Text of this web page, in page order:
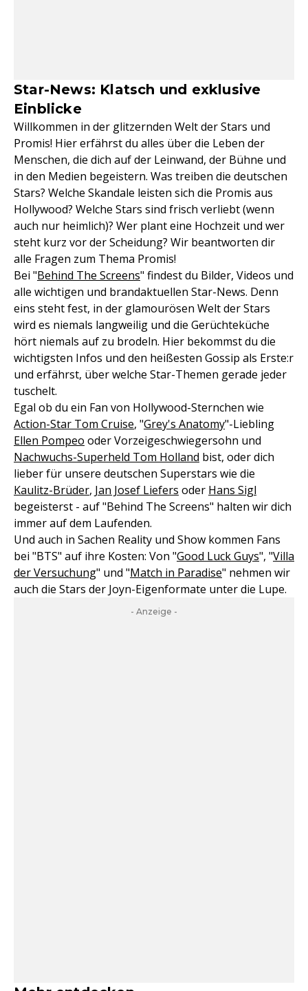
Star-News: Klatsch und exklusive
Einblicke
Willkommen in der glitzernden Welt der Stars und
Promis! Hier erfährst du alles über die Leben der
Menschen, die dich auf der Leinwand, der Bühne und
in den Medien begeistern. Was treiben die deutschen
Stars? Welche Skandale leisten sich die Promis aus
Hollywood? Welche Stars sind frisch verliebt (wenn
auch nur heimlich)? Wer plant eine Hochzeit und wer
steht kurz vor der Scheidung? Wir beantworten dir
alle Fragen zum Thema Promis!
Bei "Behind The Screens" findest du Bilder, Videos und
alle wichtigen und brandaktuellen Star-News. Denn
eins steht fest, in der glamourösen Welt der Stars
wird es niemals langweilig und die Gerüchteküche
hört niemals auf zu brodeln. Hier bekommst du die
wichtigsten Infos und den heißesten Gossip als Erste:r
und erfährst, über welche Star-Themen gerade jeder
tuschelt.
Egal ob du ein Fan von Hollywood-Sternchen wie
Action-Star Tom Cruise, "Grey's Anatomy"-Liebling
Ellen Pompeo oder Vorzeigeschwiegersohn und
Nachwuchs-Superheld Tom Holland bist, oder dich
lieber für unsere deutschen Superstars wie die
Kaulitz-Brüder, Jan Josef Liefers oder Hans Sigl
begeisterst - auf "Behind The Screens" halten wir dich
immer auf dem Laufenden.
Und auch in Sachen Reality und Show kommen Fans
bei "BTS" auf ihre Kosten: Von "Good Luck Guys", "Villa
der Versuchung" und "Match in Paradise" nehmen wir
auch die Stars der Joyn-Eigenformate unter die Lupe.
- Anzeige -